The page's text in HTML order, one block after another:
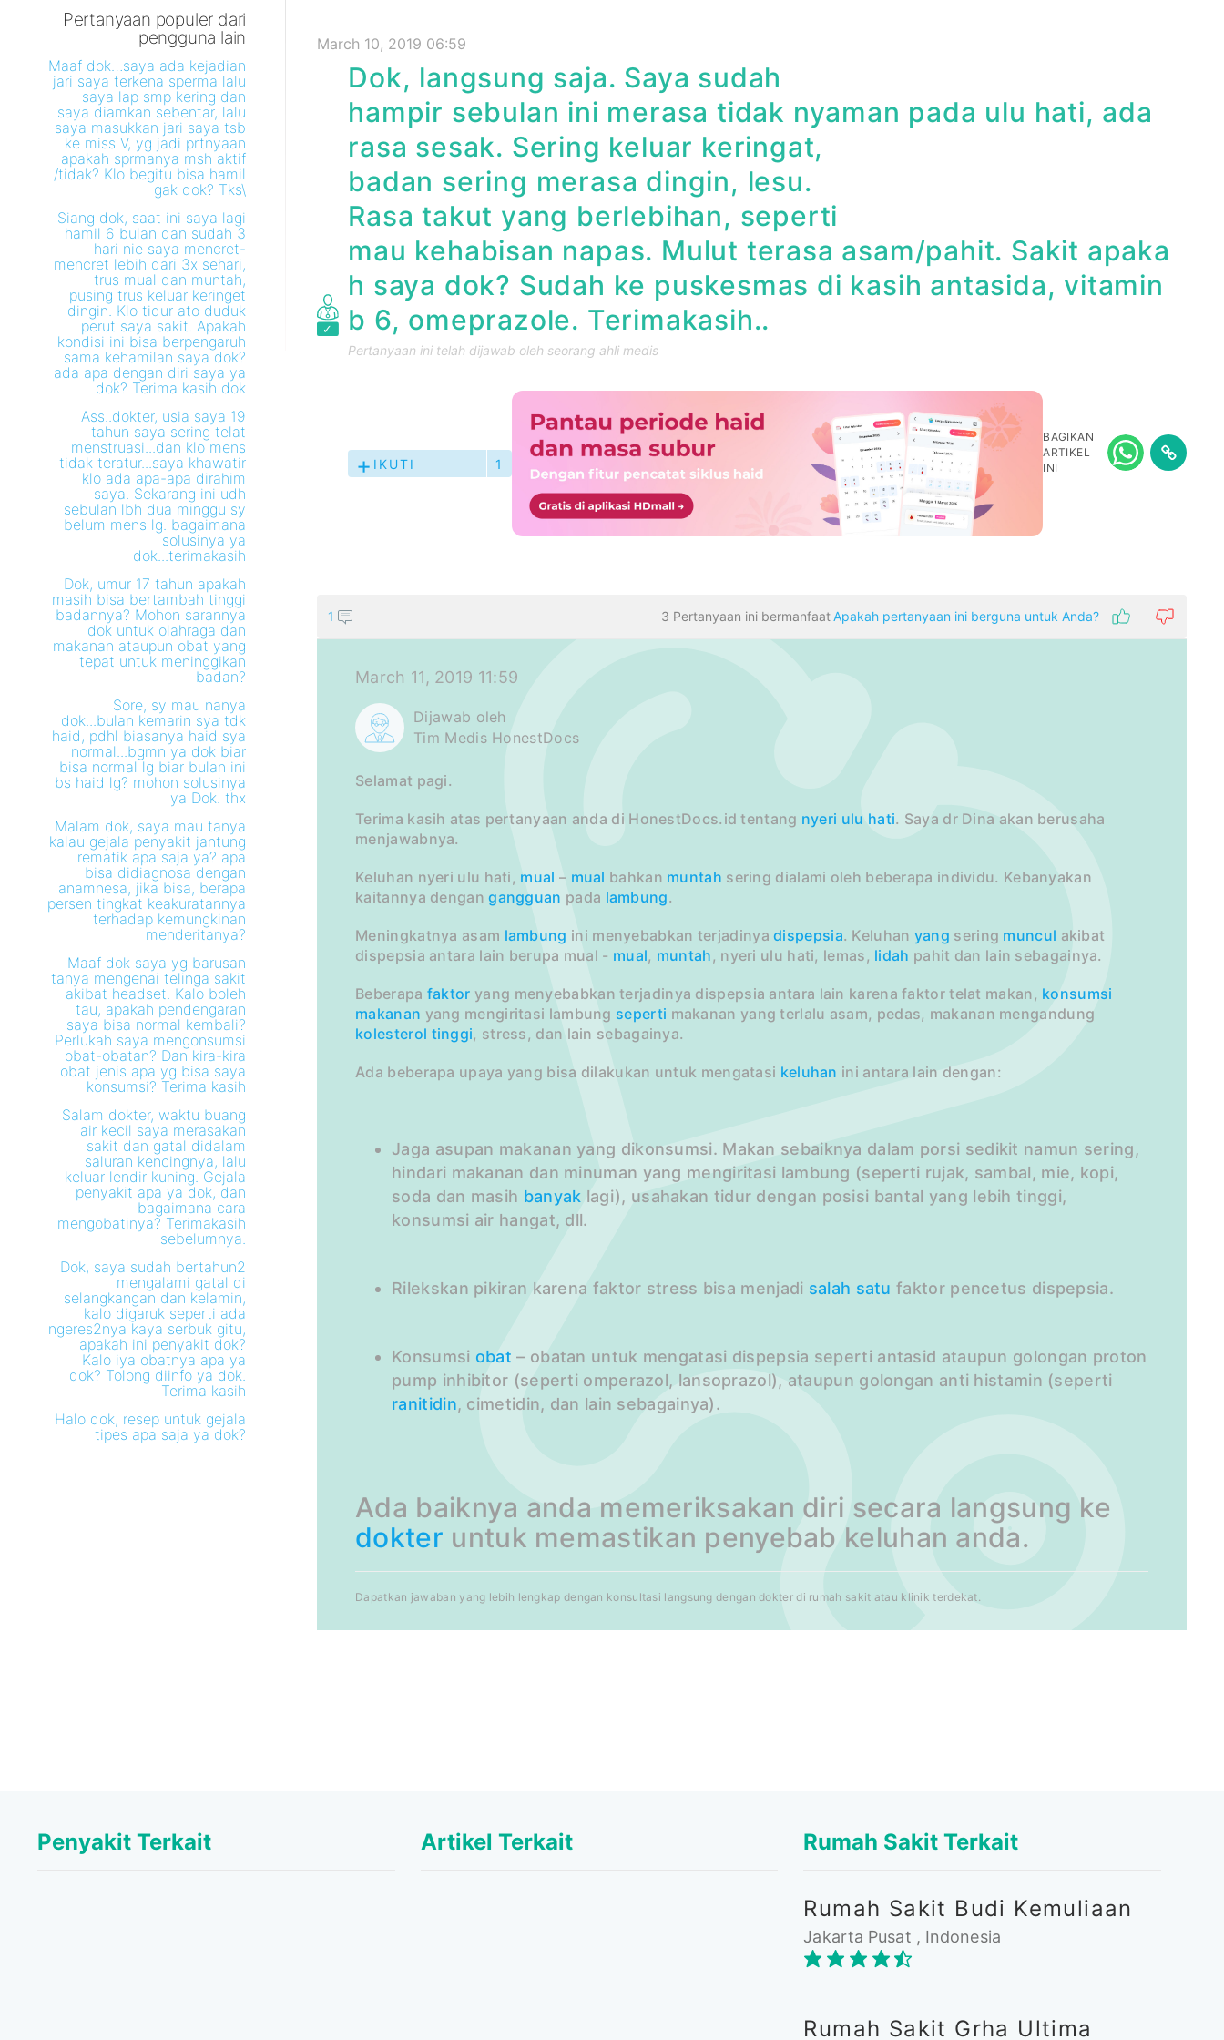
Pertanyaan populer dari
pengguna lain
Maaf dok…saya ada kejadian
jari saya terkena sperma lalu
saya lap smp kering dan
saya diamkan sebentar, lalu
saya masukkan jari saya tsb
ke miss V, yg jadi prtnyaan
apakah sprmanya msh aktif
/tidak? Klo begitu bisa hamil
gak dok? Tks\
Siang dok, saat ini saya lagi
hamil 6 bulan dan sudah 3
hari nie saya mencret-
mencret lebih dari 3x sehari,
trus mual dan muntah,
pusing trus keluar keringet
dingin. Klo tidur ato duduk
perut saya sakit. Apakah
kondisi ini bisa berpengaruh
sama kehamilan saya dok?
ada apa dengan diri saya ya
dok? Terima kasih dok
Ass..dokter, usia saya 19
tahun saya sering telat
menstruasi...dan klo mens
tidak teratur...saya khawatir
klo ada apa-apa dirahim
saya. Sekarang ini udh
sebulan lbh dua minggu sy
belum mens lg. bagaimana
solusinya ya
dok...terimakasih
Dok, umur 17 tahun apakah
masih bisa bertambah tinggi
badannya? Mohon sarannya
dok untuk olahraga dan
makanan ataupun obat yang
tepat untuk meninggikan
badan?
Sore, sy mau nanya
dok...bulan kemarin sya tdk
haid, pdhl biasanya haid sya
normal...bgmn ya dok biar
bisa normal lg biar bulan ini
bs haid lg? mohon solusinya
ya Dok. thx
Malam dok, saya mau tanya
kalau gejala penyakit jantung
rematik apa saja ya? apa
bisa didiagnosa dengan
anamnesa, jika bisa, berapa
persen tingkat keakuratannya
terhadap kemungkinan
menderitanya?
Maaf dok saya yg barusan
tanya mengenai telinga sakit
akibat headset. Kalo boleh
tau, apakah pendengaran
saya bisa normal kembali?
Perlukah saya mengonsumsi
obat-obatan? Dan kira-kira
obat jenis apa yg bisa saya
konsumsi? Terima kasih
Salam dokter, waktu buang
air kecil saya merasakan
sakit dan gatal didalam
saluran kencingnya, lalu
keluar lendir kuning. Gejala
penyakit apa ya dok, dan
bagaimana cara
mengobatinya? Terimakasih
sebelumnya.
Dok, saya sudah bertahun2
mengalami gatal di
selangkangan dan kelamin,
kalo digaruk seperti ada
ngeres2nya kaya serbuk gitu,
apakah ini penyakit dok?
Kalo iya obatnya apa ya
dok? Tolong diinfo ya dok.
Terima kasih
Halo dok, resep untuk gejala
tipes apa saja ya dok?
March 10, 2019 06:59
Dok, langsung saja. Saya sudah
hampir sebulan ini merasa tidak nyaman pada ulu hati, ada
rasa sesak. Sering keluar keringat,
badan sering merasa dingin, lesu.
Rasa takut yang berlebihan, seperti
mau kehabisan napas. Mulut terasa asam/pahit. Sakit apaka
h saya dok? Sudah ke puskesmas di kasih antasida, vitamin
b 6, omeprazole. Terimakasih..
Pertanyaan ini telah dijawab oleh seorang ahli medis
IKUTI
PERTANYAAN
1
BAGIKAN
ARTIKEL
INI
1 3 Pertanyaan ini bermanfaat Apakah pertanyaan ini berguna untuk Anda?
March 11, 2019 11:59
Dijawab oleh
Tim Medis HonestDocs
Selamat pagi.
Terima kasih atas pertanyaan anda di HonestDocs.id tentang nyeri ulu hati. Saya dr Dina akan berusaha
menjawabnya.
Keluhan nyeri ulu hati, mual – mual bahkan muntah sering dialami oleh beberapa individu. Kebanyakan
kaitannya dengangangguan pada lambung.
Meningkatnya asam lambung ini menyebabkan terjadinyadispepsia. Keluhan yang sering muncul akibat
dispepsia antara lain berupa mual - mual, muntah, nyeri ulu hati, lemas, lidah pahit dan lain sebagainya.
Beberapa faktor yang menyebabkan terjadinya dispepsia antara lain karena faktor telat makan, konsumsi
makanan yang mengiritasi lambung seperti makanan yang terlalu asam, pedas, makanan mengandung
kolesterol tinggi, stress, dan lain sebagainya.
Ada beberapa upaya yang bisa dilakukan untuk mengatasi keluhan ini antara lain dengan:
Jaga asupan makanan yang dikonsumsi. Makan sebaiknya dalam porsi sedikit namun sering,
hindari makanan dan minuman yang mengiritasi lambung (seperti rujak, sambal, mie, kopi,
soda dan masih banyak lagi), usahakan tidur dengan posisi bantal yang lebih tinggi,
konsumsi air hangat, dll.
Rilekskan pikiran karena faktor stress bisa menjadi salah satu faktor pencetus dispepsia.
Konsumsi obat – obatan untuk mengatasi dispepsia seperti antasid ataupun golongan proton
pump inhibitor (seperti omperazol, lansoprazol), ataupun golongan anti histamin (seperti
ranitidin, cimetidin, dan lain sebagainya).
Ada baiknya anda memeriksakan diri secara langsung ke
dokter untuk memastikan penyebab keluhan anda.
Dapatkan jawaban yang lebih lengkap dengan konsultasi langsung dengan dokter di rumah sakit atau klinik terdekat.
Penyakit Terkait Artikel Terkait Rumah Sakit Terkait
Rumah Sakit Budi Kemuliaan
Jakarta Pusat , Indonesia
Rumah Sakit Grha Ultima